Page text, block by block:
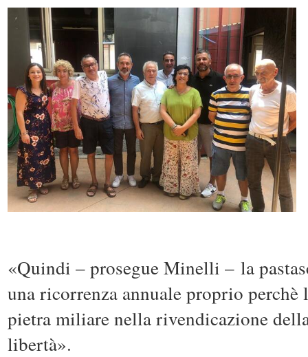
«Quindi – prosegue Minelli – la
una ricorrenza annuale proprio perchè
pietra miliare nella rivendicazione
libertà».